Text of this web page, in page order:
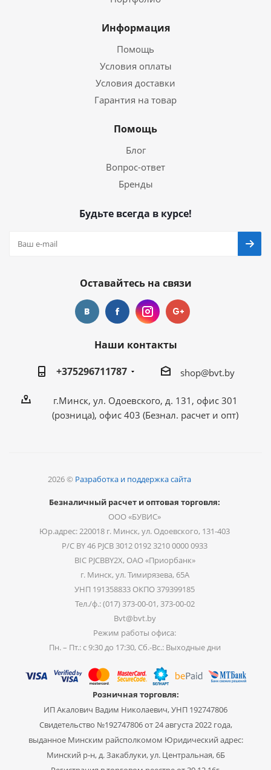
Информация
Помощь
Условия оплаты
Условия доставки
Гарантия на товар
Помощь
Блог
Вопрос-ответ
Бренды
Будьте всегда в курсе!
Оставайтесь на связи
Наши контакты
+375296711787
shop@bvt.by
г.Минск, ул. Одоевского, д. 131, офис 301
(розница), офис 403 (Безнал. расчет и опт)
2026 © Разработка и поддержка сайта
Безналичный расчет и оптовая торговля:
ООО «БУВИС»
Юр.адрес: 220018 г. Минск, ул. Одоевского, 131-403
Р/С BY 46 PJCB 3012 0192 3210 0000 0933
BIC PJCBBY2X, ОАО «Приорбанк»
г. Минск, ул. Тимирязева, 65А
УНП 191358833 ОКПО 379399185
Тел./ф.: (017) 373-00-01, 373-00-02
Bvt@bvt.by
Режим работы офиса:
Пн. – Пт.: с 9:30 до 17:30, Сб.-Вс.: Выходные дни
Розничная торговля:
ИП Акалович Вадим Николаевич, УНП 192747806
Свидетельство №192747806 от 24 августа 2022 года,
выданное Минским райсполкомом Юридический адрес:
Минский р-н, д. Закаблуки, ул. Центральная, 6Б